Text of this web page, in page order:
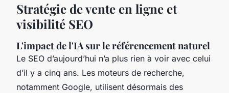
Stratégie de vente en ligne et
visibilité SEO
L'impact de l'IA sur le référencement naturel
Le SEO d’aujourd’hui n’a plus rien à voir avec celui
d’il y a cinq ans. Les moteurs de recherche,
notamment Google, utilisent désormais des